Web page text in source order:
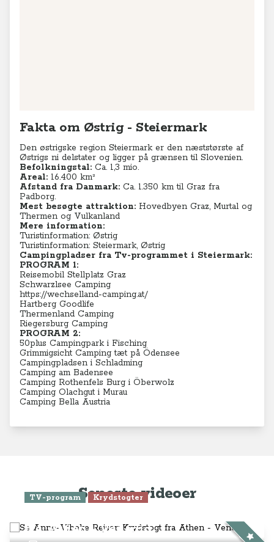
Fakta om Østrig - Steiermark
Den østrigske region Steiermark er den næststørste af
Østrigs ni delstater og ligger på grænsen til Slovenien.
Befolkningstal: Ca. 1,3 mio.
Areal: 16.400 km²
Afstand fra Danmark: Ca. 1.350 km til Graz fra
Padborg.
Mest besøgte attraktion: Hovedbyen Graz, Murtal og
Thermen og Vulkanland
Mere information:
Turistinformation: Østrig
Turistinformation: Steiermark, Østrig
Campingpladser fra Tv-programmet i Steiermark:
PROGRAM 1:
Reisemobil Stellplatz Graz
Schwarzlsee Camping
https://wechselland-camping.at/
Hartberg Goodlife
Thermenland Camping
Riegersburg Camping
PROGRAM 2:
50plus Campingpark i Fisching
Grimmigsicht Camping tæt på Ödensee
Campingpladsen i Schladming
Camping am Badensee
Camping Rothenfels Burg i Öberwolz
Camping Olachgut i Murau
Camping Bella Austria
Seneste videoer
TV-program Krydstogter
fra Athen - Venedig